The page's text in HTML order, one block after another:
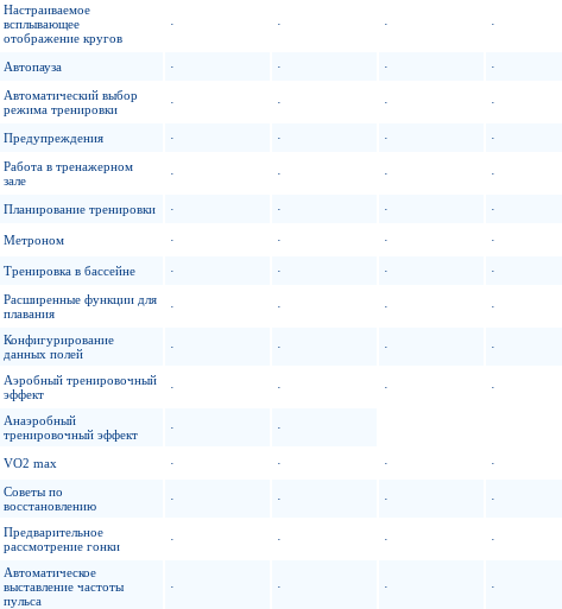
Настраиваемое
всплывающее
отображение кругов
· · · ·
Автопауза · · ·
·
Автоматический выбор
режима тренировки
· · · ·
Предупреждения · · ·
·
Работа в тренажерном
зале
· · · ·
Планирование тренировки · · · ·
Метроном · · · ·
Тренировка в бассейне · · ·
·
Расширенные функции для
плавания
· · · ·
Конфигурирование
данных полей
· · · ·
Аэробный тренировочный
эффект
· · · ·
Анаэробный
тренировочный эффект
· ·
VO2 max · · ·
·
Советы по
восстановлению
· · · ·
Предварительное
рассмотрение гонки
· · · ·
Автоматическое
выставление частоты
пульса
· · · ·